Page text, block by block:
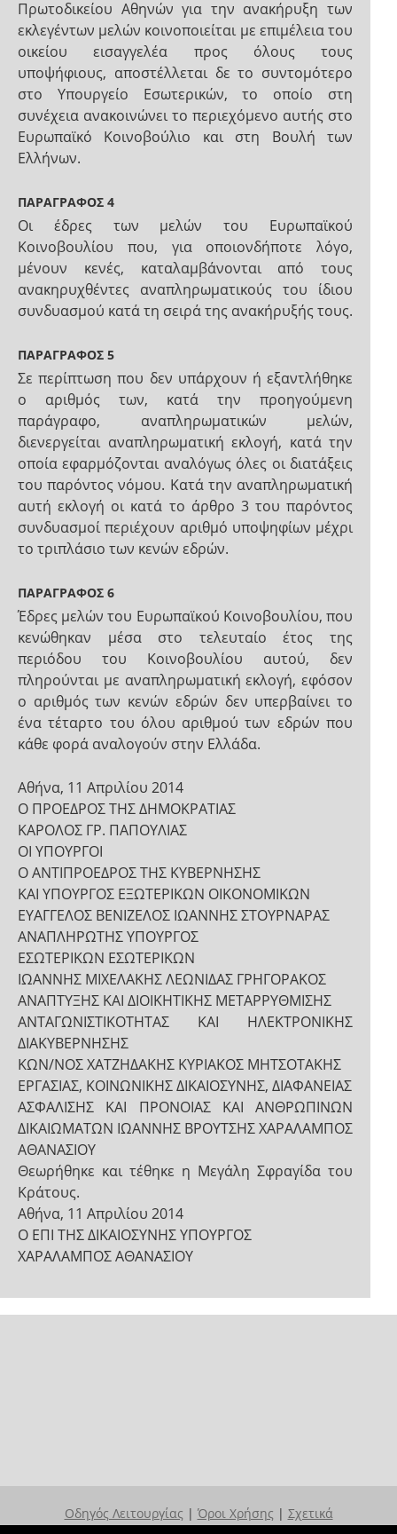
Πρωτοδικείου Αθηνών για την ανακήρυξη των
εκλεγέντων μελών κοινοποιείται με επιμέλεια του
οικείου εισαγγελέα προς όλους τους
υποψήφιους, αποστέλλεται δε το συντομότερο
στο Υπουργείο Εσωτερικών, το οποίο στη
συνέχεια ανακοινώνει το περιεχόμενο αυτής στο
Ευρωπαϊκό Κοινοβούλιο και στη Βουλή των
Ελλήνων.
ΠΑΡΑΓΡΑΦΟΣ 4
Οι έδρες των μελών του Ευρωπαϊκού
Κοινοβουλίου που, για οποιονδήποτε λόγο,
μένουν κενές, καταλαμβάνονται από τους
ανακηρυχθέντες αναπληρωματικούς του ίδιου
συνδυασμού κατά τη σειρά της ανακήρυξής τους.
ΠΑΡΑΓΡΑΦΟΣ 5
Σε περίπτωση που δεν υπάρχουν ή εξαντλήθηκε
ο αριθμός των, κατά την προηγούμενη
παράγραφο, αναπληρωματικών μελών,
διενεργείται αναπληρωματική εκλογή, κατά την
οποία εφαρμόζονται αναλόγως όλες οι διατάξεις
του παρόντος νόμου. Κατά την αναπληρωματική
αυτή εκλογή οι κατά το άρθρο 3 του παρόντος
συνδυασμοί περιέχουν αριθμό υποψηφίων μέχρι
το τριπλάσιο των κενών εδρών.
ΠΑΡΑΓΡΑΦΟΣ 6
Έδρες μελών του Ευρωπαϊκού Κοινοβουλίου, που
κενώθηκαν μέσα στο τελευταίο έτος της
περιόδου του Κοινοβουλίου αυτού, δεν
πληρούνται με αναπληρωματική εκλογή, εφόσον
ο αριθμός των κενών εδρών δεν υπερβαίνει το
ένα τέταρτο του όλου αριθμού των εδρών που
κάθε φορά αναλογούν στην Ελλάδα.
Αθήνα, 11 Απριλίου 2014
Ο ΠΡΟΕΔΡΟΣ ΤΗΣ ΔΗΜΟΚΡΑΤΙΑΣ
ΚΑΡΟΛΟΣ ΓΡ. ΠΑΠΟΥΛΙΑΣ
ΟΙ ΥΠΟΥΡΓΟΙ
Ο ΑΝΤΙΠΡΟΕΔΡΟΣ ΤΗΣ ΚΥΒΕΡΝΗΣΗΣ
ΚΑΙ ΥΠΟΥΡΓΟΣ ΕΞΩΤΕΡΙΚΩΝ ΟΙΚΟΝΟΜΙΚΩΝ
ΕΥΑΓΓΕΛΟΣ ΒΕΝΙΖΕΛΟΣ ΙΩΑΝΝΗΣ ΣΤΟΥΡΝΑΡΑΣ
ΑΝΑΠΛΗΡΩΤΗΣ ΥΠΟΥΡΓΟΣ
ΕΣΩΤΕΡΙΚΩΝ ΕΣΩΤΕΡΙΚΩΝ
ΙΩΑΝΝΗΣ ΜΙΧΕΛΑΚΗΣ ΛΕΩΝΙΔΑΣ ΓΡΗΓΟΡΑΚΟΣ
ΑΝΑΠΤΥΞΗΣ ΚΑΙ ΔΙΟΙΚΗΤΙΚΗΣ ΜΕΤΑΡΡΥΘΜΙΣΗΣ
ΑΝΤΑΓΩΝΙΣΤΙΚΟΤΗΤΑΣ ΚΑΙ ΗΛΕΚΤΡΟΝΙΚΗΣ
ΔΙΑΚΥΒΕΡΝΗΣΗΣ
ΚΩΝ/ΝΟΣ ΧΑΤΖΗΔΑΚΗΣ ΚΥΡΙΑΚΟΣ ΜΗΤΣΟΤΑΚΗΣ
ΕΡΓΑΣΙΑΣ, ΚΟΙΝΩΝΙΚΗΣ ΔΙΚΑΙΟΣΥΝΗΣ, ΔΙΑΦΑΝΕΙΑΣ
ΑΣΦΑΛΙΣΗΣ ΚΑΙ ΠΡΟΝΟΙΑΣ ΚΑΙ ΑΝΘΡΩΠΙΝΩΝ
ΔΙΚΑΙΩΜΑΤΩΝ ΙΩΑΝΝΗΣ ΒΡΟΥΤΣΗΣ ΧΑΡΑΛΑΜΠΟΣ
ΑΘΑΝΑΣΙΟΥ
Θεωρήθηκε και τέθηκε η Μεγάλη Σφραγίδα του
Κράτους.
Αθήνα, 11 Απριλίου 2014
Ο ΕΠΙ ΤΗΣ ΔΙΚΑΙΟΣΥΝΗΣ ΥΠΟΥΡΓΟΣ
ΧΑΡΑΛΑΜΠΟΣ ΑΘΑΝΑΣΙΟΥ
Οδηγός Λειτουργίας | Όροι Χρήσης | Σχετικά